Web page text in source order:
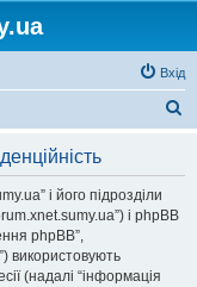
Вхід
і його підрозділи
і phpBB
phpBB”,
використовують
(надалі “інформація